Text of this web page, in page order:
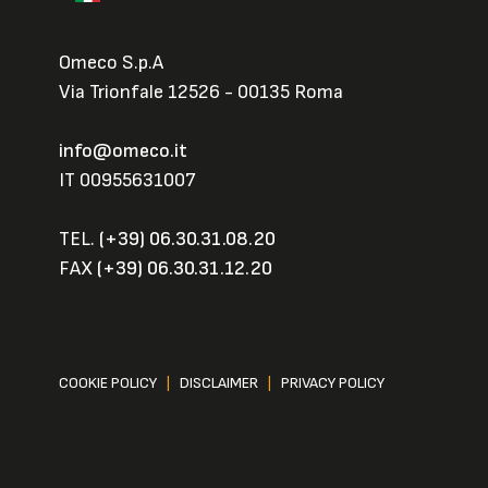
Omeco S.p.A
Via Trionfale 12526 - 00135 Roma
info@omeco.it
IT 00955631007
TEL. (+39) 06.30.31.08.20
FAX (+39) 06.30.31.12.20
COOKIE POLICY DISCLAIMER PRIVACY POLICY